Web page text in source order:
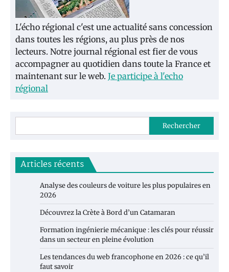
L'écho régional c'est une actualité sans concession
dans toutes les régions, au plus près de nos
lecteurs. Notre journal régional est fier de vous
accompagner au quotidien dans toute la France et
maintenant sur le web. Je participe à l'echo
régional
Rechercher
Articles récents
Analyse des couleurs de voiture les plus populaires en
2026
Découvrez la Crète à Bord d’un Catamaran
Formation ingénierie mécanique : les clés pour réussir
dans un secteur en pleine évolution
Les tendances du web francophone en 2026 : ce qu’il
faut savoir